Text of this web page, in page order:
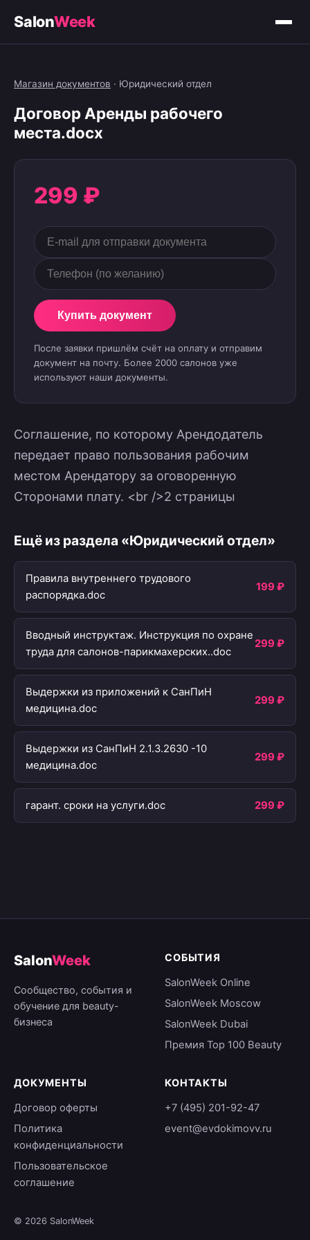
SalonWeek
Магазин документов · Юридический отдел
Договор Аренды рабочего
места.docx
299 ₽
Купить документ
После заявки пришлём счёт на оплату и отправим
документ на почту. Более 2000 салонов уже
используют наши документы.
Соглашение, по которому Арендодатель
передает право пользования рабочим
местом Арендатору за оговоренную
Сторонами плату. <br />2 страницы
Ещё из раздела «Юридический отдел»
Правила внутреннего трудового
распорядка.doc
199 ₽
Вводный инструктаж. Инструкция по охране
труда для салонов-парикмахерских..doc
299 ₽
Выдержки из приложений к СанПиН
медицина.doc
299 ₽
Выдержки из СанПиН 2.1.3.2630 -10
медицина.doc
299 ₽
гарант. сроки на услуги.doc 299 ₽
SalonWeek
Сообщество, события и
обучение для beauty-
бизнеса
СОБЫТИЯ
SalonWeek Online
SalonWeek Moscow
SalonWeek Dubai
Премия Top 100 Beauty
ДОКУМЕНТЫ
Договор оферты
Политика
конфиденциальности
Пользовательское
соглашение
КОНТАКТЫ
+7 (495) 201-92-47
event@evdokimovv.ru
© 2026 SalonWeek